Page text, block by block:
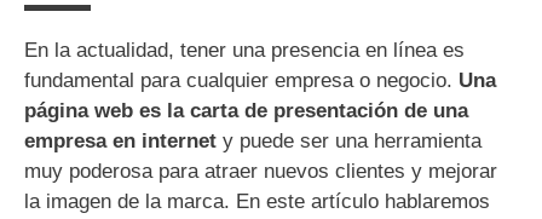
En la actualidad, tener una presencia en línea es
fundamental para cualquier empresa o negocio. Una
página web es la carta de presentación de una
empresa en internet y puede ser una herramienta
muy poderosa para atraer nuevos clientes y mejorar
la imagen de la marca. En este artículo hablaremos